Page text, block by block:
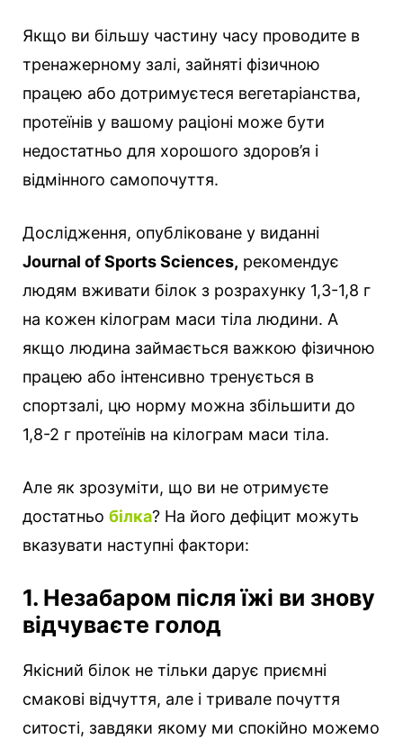
Якщо ви більшу частину часу проводите в
тренажерному залі, зайняті фізичною
працею або дотримуєтеся вегетаріанства,
протеїнів у вашому раціоні може бути
недостатньо для хорошого здоров’я і
відмінного самопочуття.
Дослідження, опубліковане у виданні
Journal of Sports Sciences, рекомендує
людям вживати білок з розрахунку 1,3-1,8 г
на кожен кілограм маси тіла людини. А
якщо людина займається важкою фізичною
працею або інтенсивно тренується в
спортзалі, цю норму можна збільшити до
1,8-2 г протеїнів на кілограм маси тіла.
Але як зрозуміти, що ви не отримуєте
достатньо білка? На його дефіцит можуть
вказувати наступні фактори:
1. Незабаром після їжі ви знову
відчуваєте голод
Якісний білок не тільки дарує приємні
смакові відчуття, але і тривале почуття
ситості, завдяки якому ми спокійно можемо